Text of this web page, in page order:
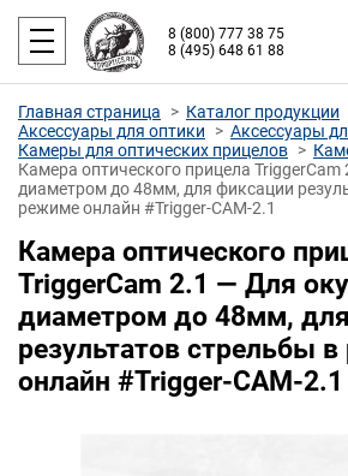
8 (800) 777 38 75
8 (495) 648 61 88
Главная страница Каталог продукции
Аксессуары для оптики
Аксессуары
Камеры для оптических прицелов
Камера оптического прицела
диаметром до 48мм, для фиксации
режиме онлайн #Trigger-CAM-2.1
Камера оптического
TriggerCam 2.1 — Для
диаметром до 48мм,
результатов стрельбы
онлайн #Trigger-CAM-2.1